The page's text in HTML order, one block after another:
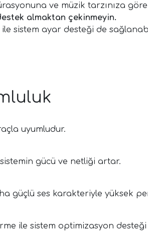
ve müzik tarzınıza
almaktan çekinmeyin.
sistem ayar desteği de
uyumludur.
gücü ve netliği artar.
güçlü ses karakteriyle yüksek
ile sistem optimizasyon desteği